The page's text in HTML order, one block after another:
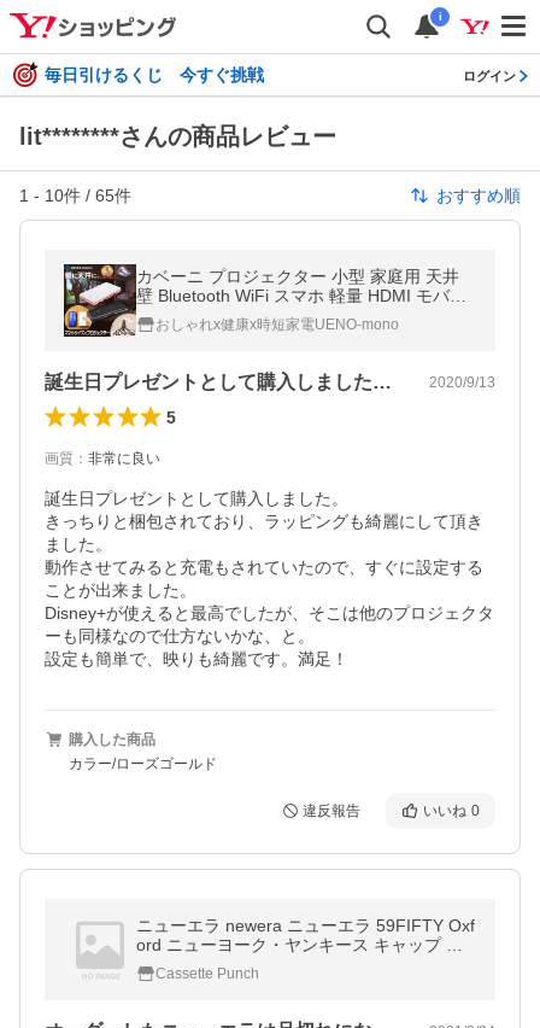
i
毎日引けるくじ 今すぐ挑戦 ログイン
lit********さんの商品レビュー
1 - 10件 / 65件 おすすめ順
カベーニ プロジェクター 小型 家庭用 天井
壁 Bluetooth WiFi スマホ 軽量 HDMI モバイ
ルプロジェクター 小型 iPhone ミニプロジェ
クター 三脚 ホームシアター
おしゃれx健康x時短家電UENO-mono
誕生日プレゼントとして購入しました。き… 2020/9/13
5
画質 ： 非常に良い
誕生日プレゼントとして購入しました。
きっちりと梱包されており、ラッピングも綺麗にして頂き
ました。
動作させてみると充電もされていたので、すぐに設定する
ことが出来ました。
Disney+が使えると最高でしたが、そこは他のプロジェクタ
ーも同様なので仕方ないかな、と。
設定も簡単で、映りも綺麗です。満足！
購入した商品
カラー/ローズゴールド
違反報告 いいね 0
ニューエラ newera ニューエラ 59FIFTY Oxf
ord ニューヨーク・ヤンキース キャップ ホ
ワイト×ホワイト
Cassette Punch